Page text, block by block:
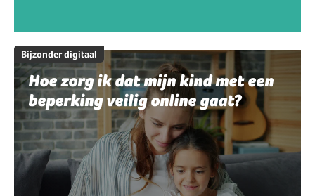
Bijzonder digitaal
Hoe zorg ik dat mijn kind met een
beperking veilig online gaat?